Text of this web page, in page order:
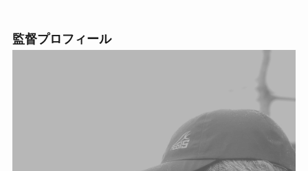
監督プロフィール